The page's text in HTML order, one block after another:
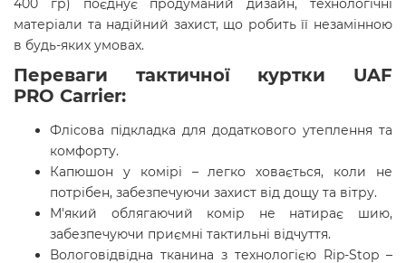
400 гр) поєднує продуманий дизайн, технологічні
матеріали та надійний захист, що робить її незамінною
в будь-яких умовах.
Переваги тактичної куртки UAF
PRO Carrier:
Флісова підкладка для додаткового утеплення та
комфорту.
Капюшон у комірі – легко ховається, коли не
потрібен, забезпечуючи захист від дощу та вітру.
М'який облягаючий комір не натирає шию,
забезпечуючи приємні тактильні відчуття.
Вологовідвідна тканина з технологією Rip-Stop –